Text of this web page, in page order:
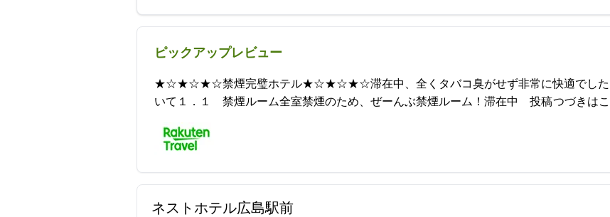
ピックアップレビュー
★☆★☆★☆禁煙完璧ホテル★☆★☆★☆滞在中、全くタバコ臭がせず非常に快適でした。
いて１．１ 禁煙ルーム全室禁煙のため、ぜーんぶ禁煙ルーム！滞在中… 2021-11-30 20:54:31投稿つづきは
ネストホテル広島駅前